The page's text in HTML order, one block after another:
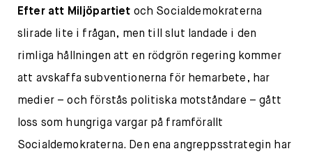
Efter att Miljöpartiet och Socialdemokraterna
slirade lite i frågan, men till slut landade i den
rimliga hållningen att en rödgrön regering kommer
att avskaffa subventionerna för hemarbete, har
medier – och förstås politiska motståndare – gått
loss som hungriga vargar på framförallt
Socialdemokraterna. Den ena angreppsstrategin har